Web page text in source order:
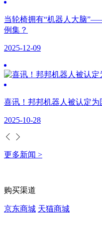
当轮椅拥有“机器人大脑
例集？
2025-12-09
喜讯！邦邦机器人被认定为
2025-10-28
更多新闻 >
购买渠道
京东商城 天猫商城